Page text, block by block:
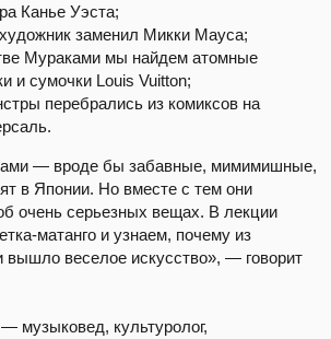
Канье Уэста;
заменил Микки Мауса;
Мураками мы найдем атомные
и сумочки Louis Vuitton;
перебрались из комиксов на
— вроде бы забавные, мимимишные,
в Японии. Но вместе с тем они
очень серьезных вещах. В лекции
матанго и узнаем, почему из
вышло веселое искусство», — говорит
музыковед, культуролог,